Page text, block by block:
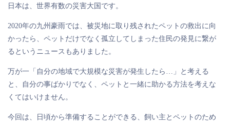
日本は、世界有数の災害大国です。
2020年の九州豪雨では、被災地に取り残されたペットの救出に向
かったら、ペットだけでなく孤立してしまった住民の発見に繋が
るというニュースもありました。
万が一「自分の地域で大規模な災害が発生したら…」と考える
と、自分の事ばかりでなく、ペットと一緒に助かる方法を考えな
くてはいけません。
今回は、日頃から準備することができる、飼い主とペットのため